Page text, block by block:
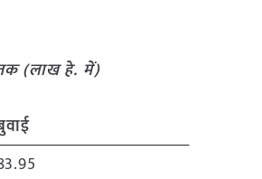
(लाख हे. में)